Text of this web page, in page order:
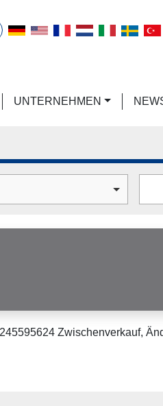
UNTERNEHMEN
Zwischenverkauf,